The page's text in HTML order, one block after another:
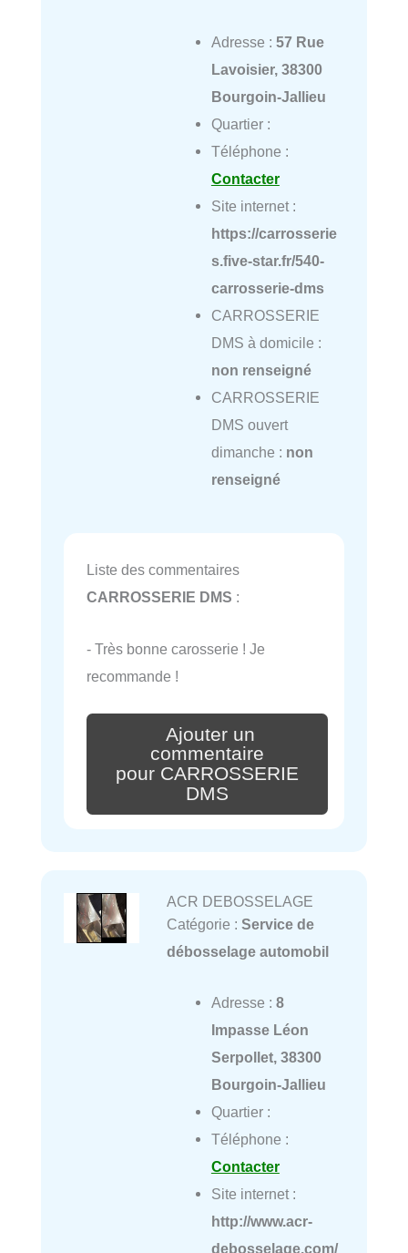
Adresse : 57 Rue
Lavoisier, 38300
Bourgoin-Jallieu
Quartier :
Téléphone :
Contacter
Site internet :
https://carrosserie
s.five-star.fr/540-
carrosserie-dms
CARROSSERIE
DMS à domicile :
non renseigné
CARROSSERIE
DMS ouvert
dimanche : non
renseigné
Liste des commentaires
CARROSSERIE DMS :
- Très bonne carosserie ! Je
recommande !
Ajouter un
commentaire
pour CARROSSERIE
DMS
ACR DEBOSSELAGE
Catégorie : Service de
débosselage automobil
Adresse : 8
Impasse Léon
Serpollet, 38300
Bourgoin-Jallieu
Quartier :
Téléphone :
Contacter
Site internet :
http://www.acr-
debosselage.com/